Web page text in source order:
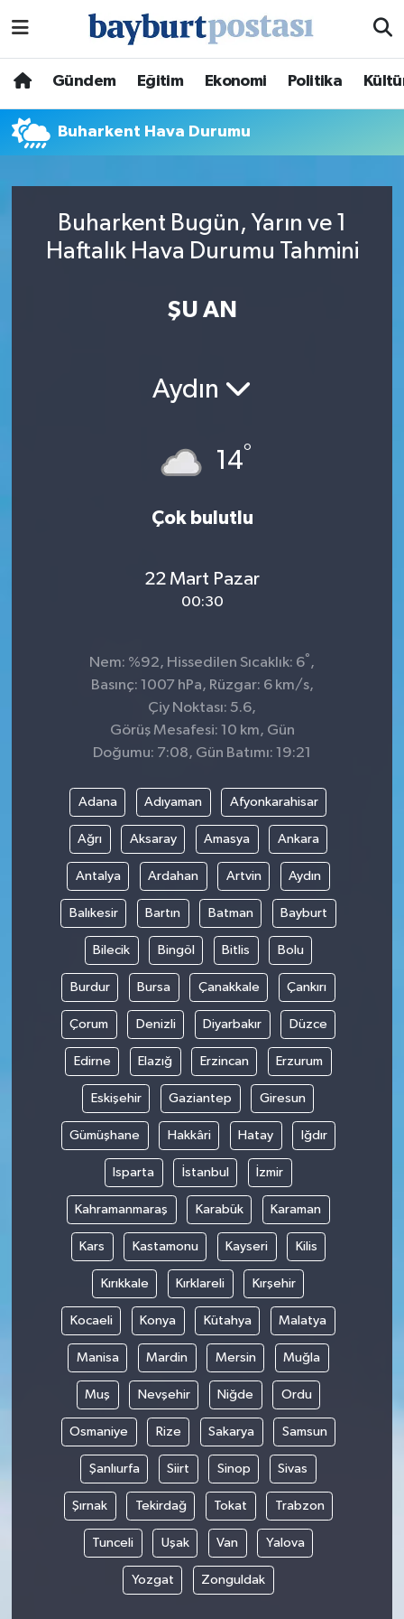
Gündem Eğitim Ekonomi Politika
Buharkent Hava Durumu
Buharkent Bugün, Yarın ve 1
Haftalık Hava Durumu Tahmini
ŞU AN
Aydın
14°
Çok bulutlu
22 Mart Pazar
00:30
Nem: %92, Hissedilen Sıcaklık: 6° ,
Basınç: 1007 hPa, Rüzgar: 6 km/s,
Çiy Noktası: 5.6,
Görüş Mesafesi: 10 km, Gün
Doğumu: 7:08, Gün Batımı: 19:21
Adana Adıyaman Afyonkarahisar
Ağrı Aksaray Amasya Ankara
Antalya Ardahan Artvin Aydın
Balıkesir Bartın Batman Bayburt
Bilecik Bingöl Bitlis Bolu
Burdur Bursa Çanakkale Çankırı
Çorum Denizli Diyarbakır Düzce
Edirne Elazığ Erzincan Erzurum
Eskişehir Gaziantep Giresun
Gümüşhane Hakkâri Hatay Iğdır
Isparta İstanbul İzmir
Kahramanmaraş Karabük Karaman
Kars Kastamonu Kayseri Kilis
Kırıkkale Kırklareli Kırşehir
Kocaeli Konya Kütahya Malatya
Manisa Mardin Mersin Muğla
Muş Nevşehir Niğde Ordu
Osmaniye Rize Sakarya Samsun
Şanlıurfa Siirt Sinop Sivas
Şırnak Tekirdağ Tokat Trabzon
Tunceli Uşak Van Yalova
Yozgat Zonguldak
Hava Durumu
Süper Lig Puan Durumu ve Fikstür